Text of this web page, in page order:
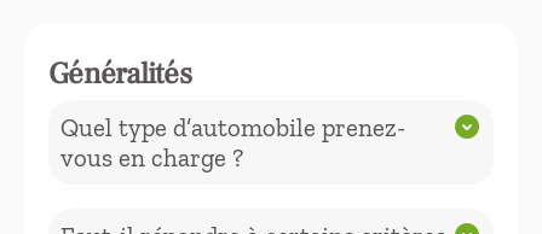
Généralités
Quel type d’automobile prenez-
vous en charge ?
expand_circle_down